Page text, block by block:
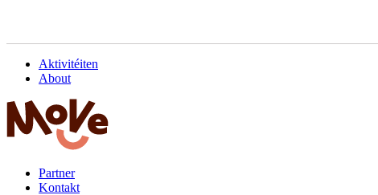
Aktivitéiten
About
Partner
Kontakt